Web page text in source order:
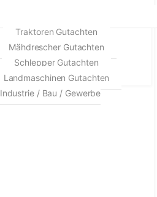
Traktoren Gutachten
Mähdrescher Gutachten
Schlepper Gutachten
Landmaschinen Gutachten
Industrie / Bau / Gewerbe